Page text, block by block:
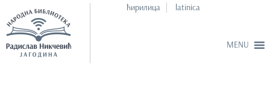
ћирилица latinica